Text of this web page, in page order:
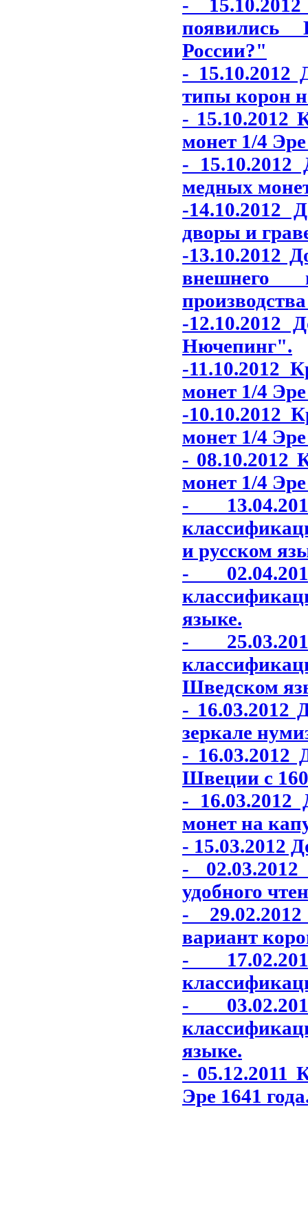
-
появились
России?"
- 15.10.2012
типы корон
- 15.10.2012
монет 1/4
- 15.10.2012
медных
-14.10.2012
дворы и
-13.10.2012
внешнего
-12.10.2012
Нючепинг".
-11.10.2012
монет 1/4 Эре
-10.10.2012
монет 1/4 Эре
- 08.10.2012
монет 1/4 Эре
-
и русском
-
языке.
-
Шведском
- 16.03.2012
зеркале
- 16.03.2012
Швеции с
-
монет на
- 15.03.2012
-
удобного
-
вариант
-
-
языке.
- 05.12.2011
Эре 1641